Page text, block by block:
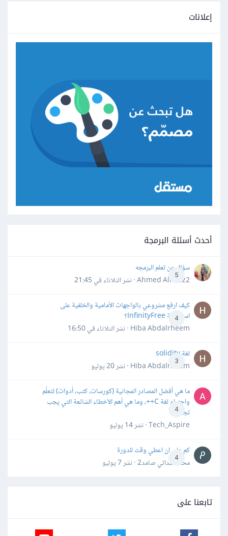
إعلانات
أحدث أسئلة البرمجة
5
سؤال عن تعلم البرمجه
Ahmed Alhafiz2 · نشر
الثلاثاء في 21:45
4
كيف ارفع مشروعي بالواجهات الأمامية والخلفية على
استضافة InfinityFree؟
Hiba Abdalrheem · نشر
الثلاثاء في 16:50
3
لغة solidity
Hiba Abdalrheem · نشر
20 يوليو
4
ما هي أفضل المصادر المجانية (كورسات، كتب، أدوات) لتعلّم
واحترام لغة C++، وما هي أهم الأخطاء الشائعة التي يجب
تجنبها؟
Tech_Aspire · نشر
14 يوليو
4
كم علي ان اعطي وقت للدورة
محمد سداتي صامد2 · نشر
7 يوليو
تابعنا على